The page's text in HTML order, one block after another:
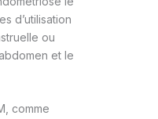
d’utilisation
ou
et le
comme